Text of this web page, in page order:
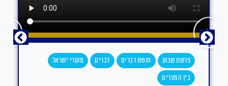
פרשת שבוע חומש דברים דברים מועדי ישראל
בין המצרים